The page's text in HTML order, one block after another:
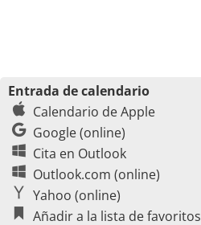
Entrada de calendario
Calendario de Apple
Google (online)
Cita en Outlook
Outlook.com (online)
Yahoo (online)
Añadir a la lista de favoritos